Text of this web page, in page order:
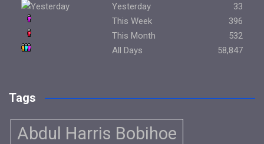
Yesterday
33
This Week
396
This Month
532
All Days
58,847
Tags
Abdul Harris Bobihoe